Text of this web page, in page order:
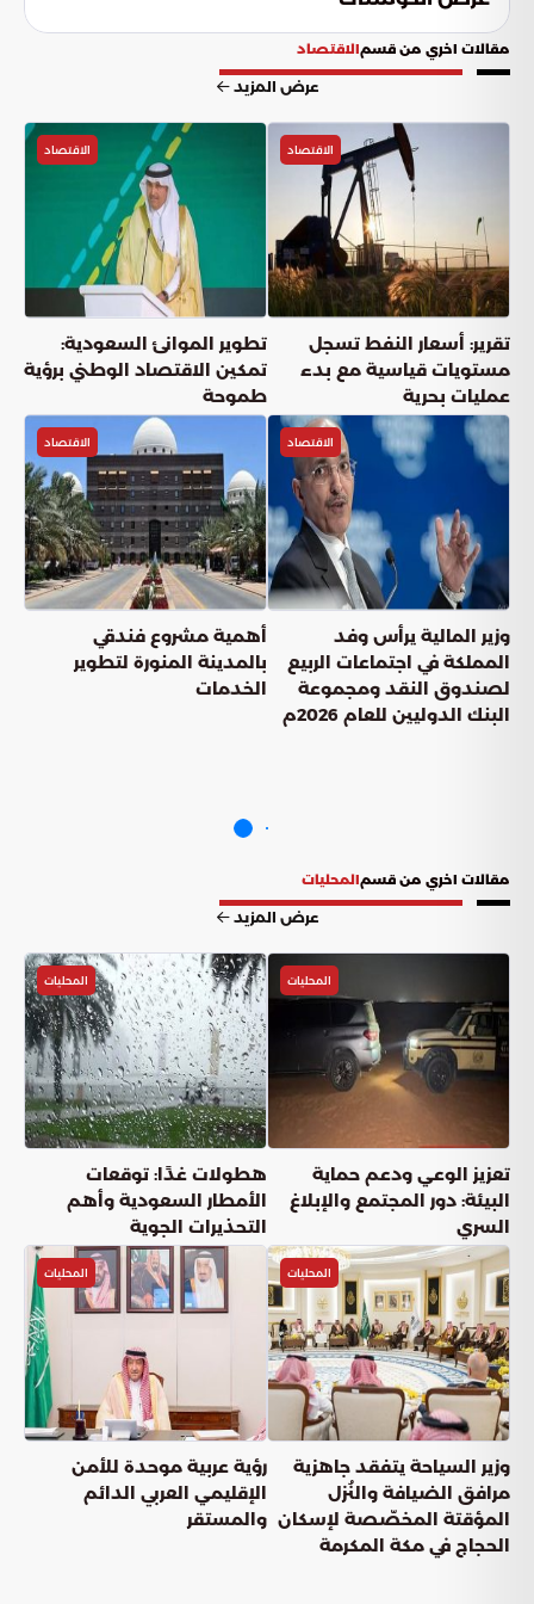
مقالات اخري من قسمالاقتصاد
عرض المزيد
الاقتصاد
تقرير: أسعار النفط تسجل
مستويات قياسية مع بدء
عمليات بحرية
الاقتصاد
تطوير الموانئ السعودية:
تمكين الاقتصاد الوطني برؤية
طموحة
الاقتصاد
وزير المالية يرأس وفد
المملكة في اجتماعات الربيع
لصندوق النقد ومجموعة
البنك الدوليين للعام 2026م
الاقتصاد
أهمية مشروع فندقي
بالمدينة المنورة لتطوير
الخدمات
مقالات اخري من قسمالمحليات
عرض المزيد
المحليات
تعزيز الوعي ودعم حماية
البيئة: دور المجتمع والإبلاغ
السري
المحليات
هطولات غدًا: توقعات
الأمطار السعودية وأهم
التحذيرات الجوية
المحليات
وزير السياحة يتفقد جاهزية
مرافق الضيافة والنُزل
المؤقتة المخصّصة لإسكان
الحجاج في مكة المكرمة
المحليات
رؤية عربية موحدة للأمن
الإقليمي العربي الدائم
والمستقر